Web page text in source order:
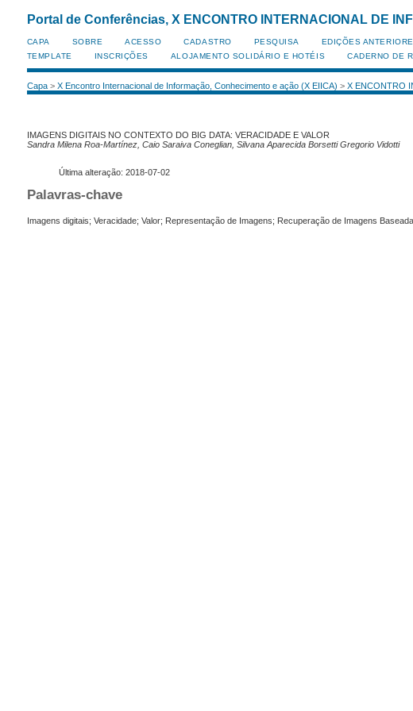
Portal de Conferências, X ENCONTRO INTERNACIONAL DE
CAPA SOBRE ACESSO CADASTRO PESQUISA EDIÇÕES
TEMPLATE
INSCRIÇÕES ALOJAMENTO SOLIDÁRIO E HOTÉIS CADERNO DE
Capa> X Encontro Internacional de Informação, Conhecimento e ação (X EIICA) > X ENCONTRO
IMAGENS DIGITAIS NO CONTEXTO DO BIG DATA: VERACIDADE E VALOR
Sandra Milena Roa-Martínez, Caio Saraiva Coneglian, Silvana Aparecida Borsetti Gregorio Vidotti
Última alteração: 2018-07-02
Palavras-chave
Imagens digitais; Veracidade; Valor; Representação de Imagens; Recuperação de Imagens